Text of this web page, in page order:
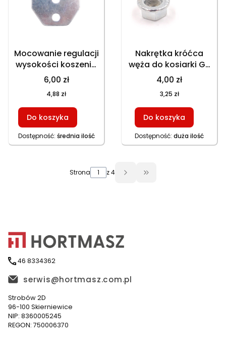
Mocowanie regulacji
wysokości koszenia
do kosiarki
spalinowej GT
150NKS, GT 153NBKS,
GT 153NEKS, HKS
753NB, HKS 753NBE,
HKS 246N, HKS 246N1,
HKS 246NE, HKS
GT 153NKS, HKS 650N1
6,00 zł
4,88 zł
Do koszyka
Dostępność: średnia ilość
Nakrętka króćca
węża do kosiarki GT
150NKS, GT 153NBKS,
HKS 753NB, HKS
253NE – części
zamienne
4,00 zł
3,25 zł
Do koszyka
Dostępność: duża ilość
Strona z 4 Przejdź do ostatniej
46 8334362
serwis@hortmasz.com.pl
Strobów 2D
96-100 Skierniewice
NIP: 8360005245
REGON: 750006370